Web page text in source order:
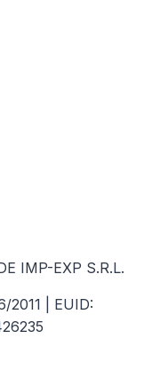
IMP-EXP S.R.L.
2011 | EUID: